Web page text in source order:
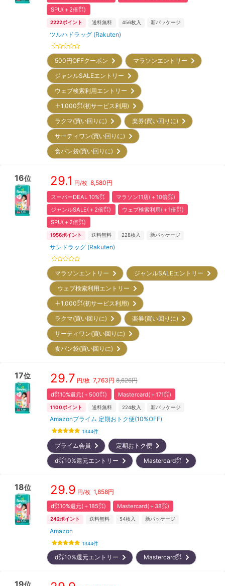
SPU(＋2倍㌽)
2222ポイント 送料無料 456枚入 新パッケージ
ツルハドラッグ (Rakuten)
500円OFFクーポン
マラソンエントリー
ジャンルSALEエントリー
ウェブ検索利用エントリー
＋1,000㌽(初サービス利用)
ラクマ(買い回りに)
楽券(買い回りに)
サーティワン(買い回りに)
食パン袋(買い回りに)
16位 29.1 円/枚 8,580円
スーパーDEAL 10%㌽
マラソン11店(＋10倍㌽)
ジャンルSALE(＋2倍㌽)
ウェブ検索利用(＋1倍㌽)
SPU(＋2倍㌽)
1956ポイント 送料無料 228枚入 新パッケージ
サンドラッグ (Rakuten)
マラソンエントリー
ジャンルSALEエントリー
ウェブ検索利用エントリー
＋1,000㌽(初サービス利用)
ラクマ(買い回りに)
楽券(買い回りに)
サーティワン(買い回りに)
食パン袋(買い回りに)
17位 29.7 円/枚 7,763円 8,626円
d㌽10%還元(＋500㌽) Mastercard(＋171㌽)
1100ポイント 送料無料 224枚入 新パッケージ
Amazonプライム 定期おトク便(10%OFF)
1344件
プライム会員
定期おトク便
d㌽10%還元エントリー
Mastercard㌽
18位 29.9 円/枚 1,858円
d㌽10%還元(＋185㌽) Mastercard(＋38㌽)
242ポイント 送料無料 54枚入 新パッケージ
Amazon
1344件
d㌽10%還元エントリー Mastercard㌽
19位